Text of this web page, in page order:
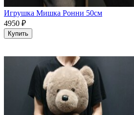
Игрушка Мишка Ронни 50см
4950 ₽
Купить